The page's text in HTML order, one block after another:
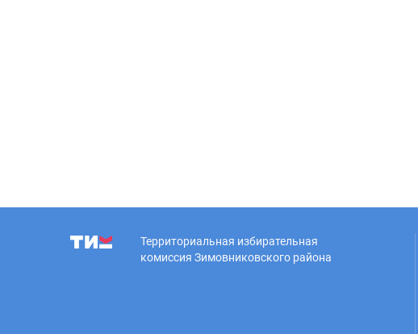
Территориальная избирательная
комиссия Зимовниковского района